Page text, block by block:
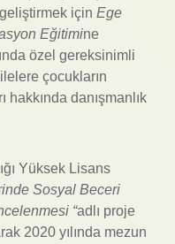
için Ege
Eğitimine
özel gereksinimli
çocukların
danışmanlık
Yüksek Lisans
Sosyal Beceri
“adlı proje
2020 yılında mezun